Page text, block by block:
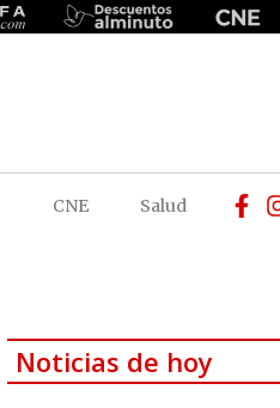
CNE Salud
Noticias de hoy